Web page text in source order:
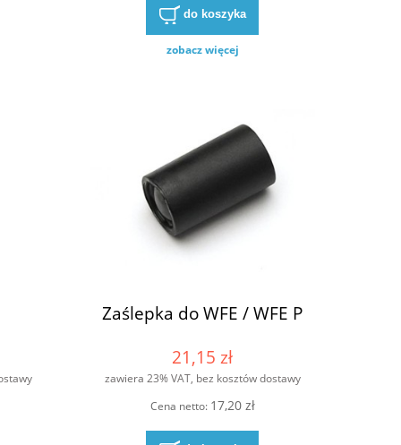
do koszyka
zobacz więcej
Zaślepka do WFE / WFE P
21,15 zł
zawiera 23% VAT, bez kosztów dostawy
Cena netto: 17,20 zł